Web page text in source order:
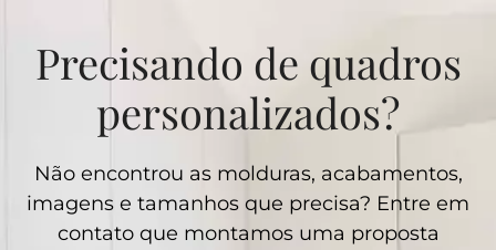
Precisando de quadros
personalizados?
Não encontrou as molduras, acabamentos,
imagens e tamanhos que precisa? Entre em
contato que montamos uma proposta